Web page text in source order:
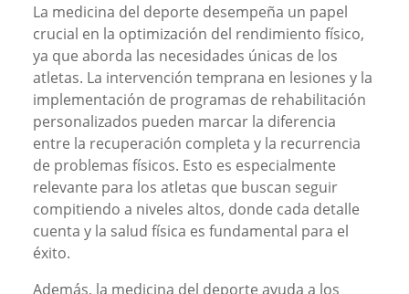
La medicina del deporte desempeña un papel
crucial en la optimización del rendimiento físico,
ya que aborda las necesidades únicas de los
atletas. La intervención temprana en lesiones y la
implementación de programas de rehabilitación
personalizados pueden marcar la diferencia
entre la recuperación completa y la recurrencia
de problemas físicos. Esto es especialmente
relevante para los atletas que buscan seguir
compitiendo a niveles altos, donde cada detalle
cuenta y la salud física es fundamental para el
éxito.
Además, la medicina del deporte ayuda a los